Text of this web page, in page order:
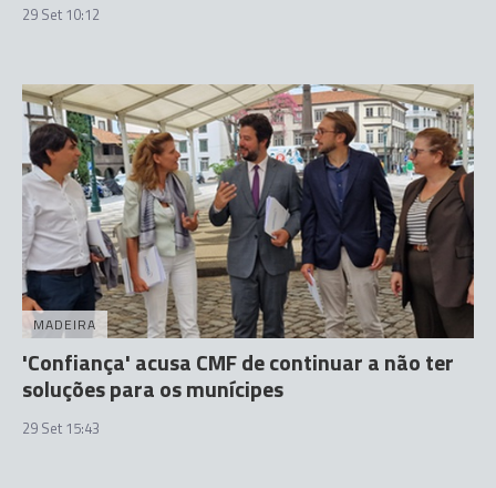
29 Set 10:12
MADEIRA
'Confiança' acusa CMF de continuar a não ter
soluções para os munícipes
29 Set 15:43